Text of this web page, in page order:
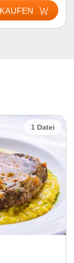
KAUFEN
1 Datei